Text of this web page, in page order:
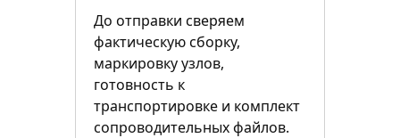
До отправки сверяем
фактическую сборку,
маркировку узлов,
готовность к
транспортировке и комплект
сопроводительных файлов.